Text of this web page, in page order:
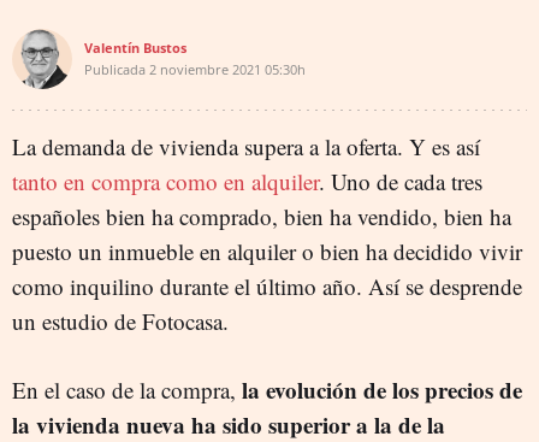
Valentín Bustos
Publicada 2 noviembre 2021 05:30h
La demanda de vivienda supera a la oferta. Y es así
tanto en compra como en alquiler. Uno de cada tres
españoles bien ha comprado, bien ha vendido, bien ha
puesto un inmueble en alquiler o bien ha decidido vivir
como inquilino durante el último año. Así se desprende
un estudio de Fotocasa.
En el caso de la compra, la evolución de los precios de
la vivienda nueva ha sido superior a la de la